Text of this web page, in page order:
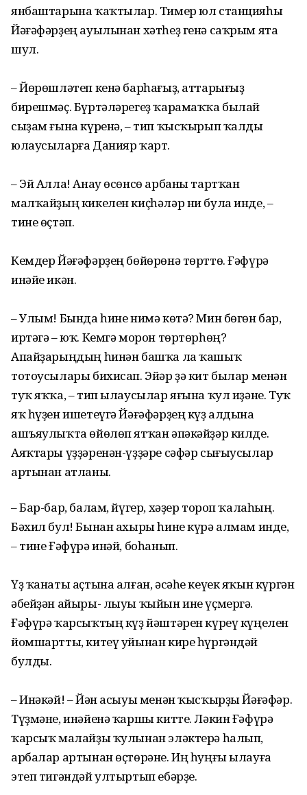
янбаштарына ҡаҡтылар. Тимер юл станцияһы
Йәғәфәрҙең ауылынан хәтһеҙ генә саҡрым ята
шул.
– Йөрөшләтеп кенә барһағыҙ, аттарығыҙ
бирешмәҫ. Бүртәләрегеҙ ҡарамаҡҡа былай
сыҙам ғына күренә, – тип ҡысҡырып ҡалды
юлаусыларға Данияр ҡарт.
– Эй Алла! Анау өсөнсө арбаны тартҡан
малҡайҙың кикелен киҫһәләр ни була инде, –
тине өҫтәп.
Кемдер Йәғәфәрҙең бөйөрөнә төрттө. Ғәфүрә
инәйе икән.
– Улым! Бында һине нимә көтә? Мин бөгөн бар,
иртәгә – юҡ. Кемгә морон төртөрһөң?
Апайҙарыңдың һинән башҡа ла ҡашыҡ
тотоусылары бихисап. Эйәр ҙә кит былар менән
туҡ яҡҡа, – тип ылаусылар яғына ҡул иҙәне. Туҡ
яҡ һүҙен ишетеүгә Йәғәфәрҙең күҙ алдына
ашъяулыҡта өйөлөп ятҡан әпәкәйҙәр килде.
Аяҡтары үҙҙәренән-үҙҙәре сәфәр сығыусылар
артынан атланы.
– Бар-бар, балам, йүгер, хәҙер тороп ҡалаһың.
Бәхил бул! Бынан ахыры һине күрә алмам инде,
– тине Ғәфүрә инәй, боһанып.
Үҙ ҡанаты аҫтына алған, әсәһе кеүек яҡын күргән
әбейҙән айыры- лыуы ҡыйын ине үҫмергә.
Ғәфүрә ҡарсыҡтың күҙ йәштәрен күреү күңелен
йомшартты, китеү уйынан кире һүргәндәй
булды.
– Инәкәй! – Йән асыуы менән ҡысҡырҙы Йәғәфәр.
Түҙмәне, инәйенә ҡаршы китте. Ләкин Ғәфүрә
ҡарсыҡ малайҙы ҡулынан эләктерә һалып,
арбалар артынан өҫтөрәне. Иң һуңғы ылауға
этеп тигәндәй ултыртып ебәрҙе.